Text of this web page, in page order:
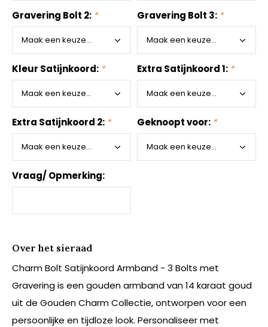
Gravering Bolt 2: * Gravering Bolt 3: *
Kleur Satijnkoord: * Extra Satijnkoord 1: *
Extra Satijnkoord 2: * Geknoopt voor: *
Vraag/ Opmerking:
Over het sieraad
Charm Bolt Satijnkoord Armband - 3 Bolts met
Gravering is een gouden armband van 14 karaat goud
uit de Gouden Charm Collectie, ontworpen voor een
persoonlijke en tijdloze look. Personaliseer met